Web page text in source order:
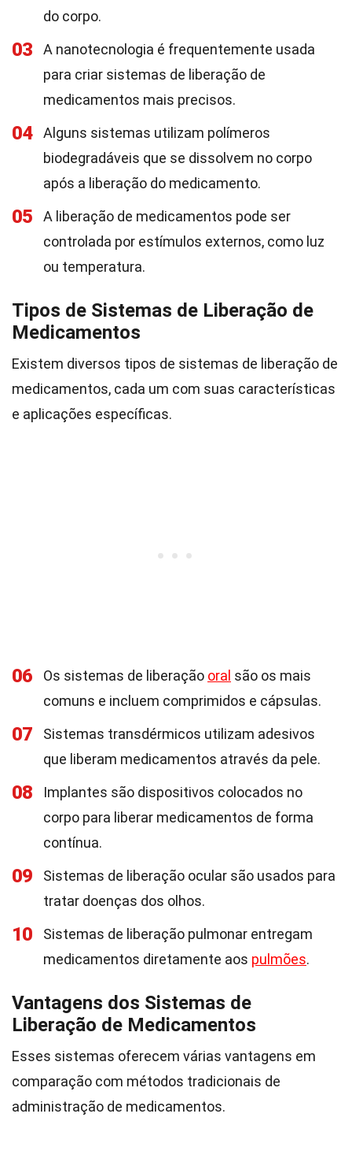
do corpo.
03
A nanotecnologia é frequentemente usada
para criar sistemas de liberação de
medicamentos mais precisos.
04
Alguns sistemas utilizam polímeros
biodegradáveis que se dissolvem no corpo
após a liberação do medicamento.
05
A liberação de medicamentos pode ser
controlada por estímulos externos, como luz
ou temperatura.
Tipos de Sistemas de Liberação de
Medicamentos
Existem diversos tipos de sistemas de liberação de
medicamentos, cada um com suas características
e aplicações específicas.
06 Os sistemas de liberação oral são os mais
comuns e incluem comprimidos e cápsulas.
07
Sistemas transdérmicos utilizam adesivos
que liberam medicamentos através da pele.
08
Implantes são dispositivos colocados no
corpo para liberar medicamentos de forma
contínua.
09
Sistemas de liberação ocular são usados para
tratar doenças dos olhos.
10
Sistemas de liberação pulmonar entregam
medicamentos diretamente aos pulmões.
Vantagens dos Sistemas de
Liberação de Medicamentos
Esses sistemas oferecem várias vantagens em
comparação com métodos tradicionais de
administração de medicamentos.